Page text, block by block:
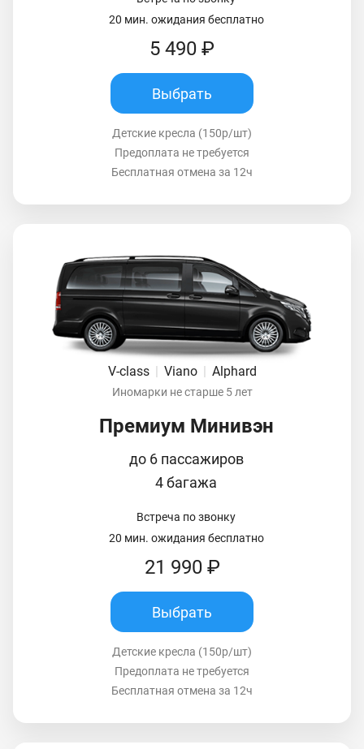
20 мин. ожидания бесплатно
5 490 ₽
Выбрать
Детские кресла (150р/шт)
Предоплата не требуется
Бесплатная отмена за 12ч
V-class | Viano | Alphard
Иномарки не старше 5 лет
Премиум Минивэн
до 6 пассажиров
4 багажа
Встреча по звонку
20 мин. ожидания бесплатно
21 990 ₽
Выбрать
Детские кресла (150р/шт)
Предоплата не требуется
Бесплатная отмена за 12ч